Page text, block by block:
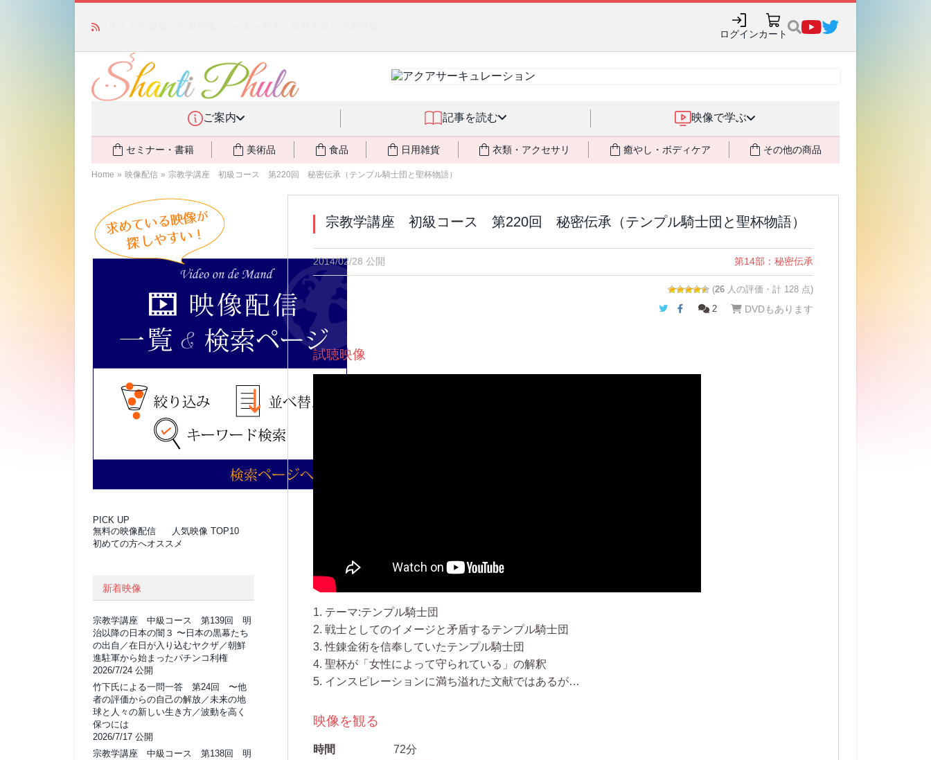
ログインカート
ご案内 記事を読む 映像で学ぶ
セミナー・書籍 美術品 食品 日用雑貨 衣類・アクセサリ 癒やし・ボディケア その他の商品
Home » 映像配信 » 宗教学講座 初級コース 第220回 秘密伝承（テンプル騎士団と聖杯物語）
宗教学講座 初級コース 第220回 秘密伝承（テンプル騎士団と聖杯物語）
2014/02/28 公開 第14部：秘密伝承
(26 人の評価・計 128 点)
Twitter
Facebook
2 DVDもあります
試聴映像
1. テーマ:テンプル騎士団
2. 戦士としてのイメージと矛盾するテンプル騎士団
3. 性錬金術を信奉していたテンプル騎士団
4. 聖杯が「女性によって守られている」の解釈
5. インスピレーションに満ち溢れた文献ではあるが…
映像を観る
時間 72分
PICK UP
無料の映像配信
人気映像 TOP10
初めての方へオススメ
新着映像
宗教学講座 中級コース 第139回 明
治以降の日本の闇３ 〜日本の黒幕たち
の出自／在日が入り込むヤクザ／朝鮮
進駐軍から始まったパチンコ利権
2026/7/24 公開
竹下氏による一問一答 第24回 〜他
者の評価からの自己の解放／未来の地
球と人々の新しい生き方／波動を高く
保つには
2026/7/17 公開
宗教学講座 中級コース 第138回 明